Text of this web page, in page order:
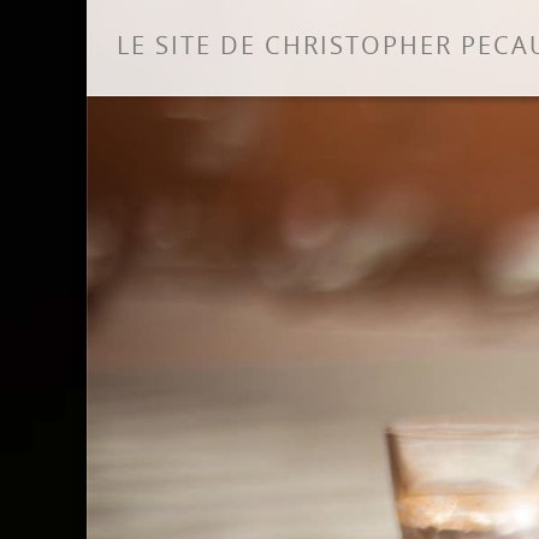
LE SITE DE CHRISTOPHER